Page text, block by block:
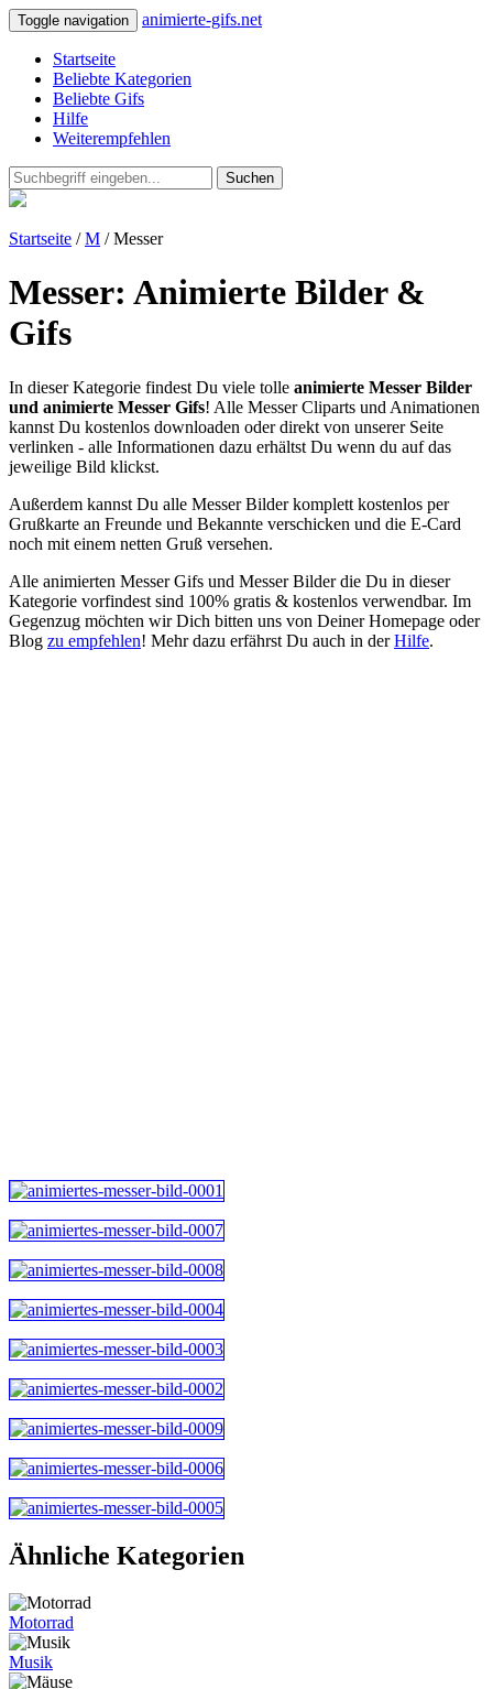
Toggle navigation animierte-gifs.net
Startseite
Beliebte Kategorien
Beliebte Gifs
Hilfe
Weiterempfehlen
Suchen
Startseite /M / Messer
Messer: Animierte Bilder &
Gifs
In dieser Kategorie findest Du viele tolle animierte Messer Bilder
und animierte Messer Gifs! Alle Messer Cliparts und Animationen
kannst Du kostenlos downloaden oder direkt von unserer Seite
verlinken - alle Informationen dazu erhältst Du wenn du auf das
jeweilige Bild klickst.
Außerdem kannst Du alle Messer Bilder komplett kostenlos per
Grußkarte an Freunde und Bekannte verschicken und die E-Card
noch mit einem netten Gruß versehen.
Alle animierten Messer Gifs und Messer Bilder die Du in dieser
Kategorie vorfindest sind 100% gratis & kostenlos verwendbar. Im
Gegenzug möchten wir Dich bitten uns von Deiner Homepage oder
Blog zu empfehlen! Mehr dazu erfährst Du auch in derHilfe.
Ähnliche Kategorien
Motorrad
Musik